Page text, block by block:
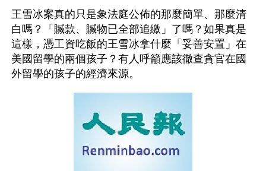
王雪冰案真的只是象法庭公佈的那麼簡單、那麼清
白嗎？「贓款、贓物已全部追繳」了嗎？如果真是
這樣，憑工資吃飯的王雪冰拿什麼「妥善安置」在
美國留學的兩個孩子？有人呼籲應該徹查貪官在國
外留學的孩子的經濟來源。